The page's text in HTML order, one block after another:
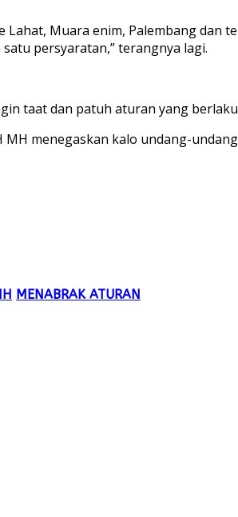
Muara enim, Palembang
persyaratan,” terangnya lagi.
taat dan patuh aturan yang
MH menegaskan kalo undang-
MENABRAK ATURAN